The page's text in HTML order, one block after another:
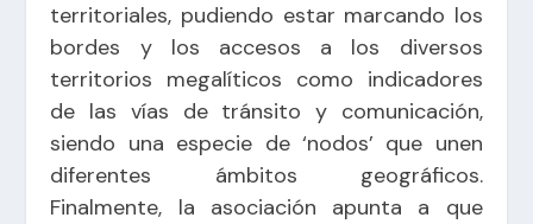
territoriales, pudiendo estar marcando los
bordes y los accesos a los diversos
territorios megalíticos como indicadores
de las vías de tránsito y comunicación,
siendo una especie de ‘nodos’ que unen
diferentes ámbitos geográficos.
Finalmente, la asociación apunta a que